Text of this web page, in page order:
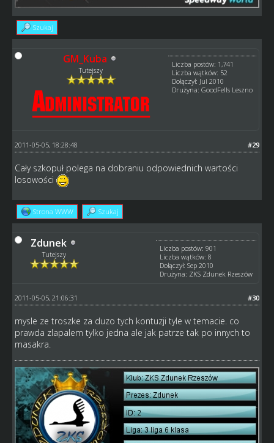
Szukaj
GM_Kuba
Tutejszy
Liczba postów: 1,741
Liczba wątków: 52
Dołączył: Jul 2010
Drużyna: GoodFells Leszno
#29
2011-05-05, 18:28:48
Cały szkopuł polega na dobraniu odpowiednich wartości
losowości
Strona WWW Szukaj
Zdunek
Tutejszy
Liczba postów: 901
Liczba wątków: 8
Dołączył: Sep 2010
Drużyna: ZKS Zdunek Rzeszów
#30
2011-05-05, 21:06:31
mysle ze troszke za duzo tych kontuzji tyle w temacie. co
prawda zlapalem tylko jedna ale jak patrze tak po innych to
masakra.